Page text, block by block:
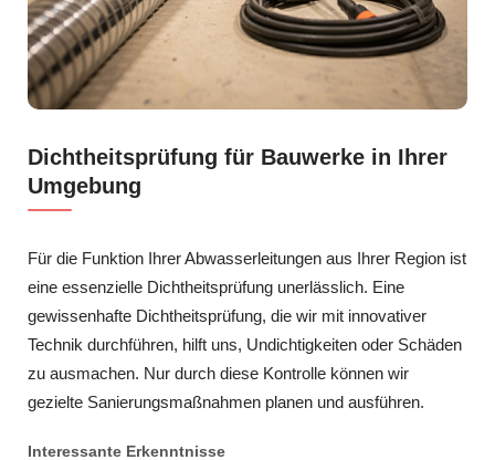
Dichtheitsprüfung für Bauwerke in Ihrer
Umgebung
Für die Funktion Ihrer Abwasserleitungen aus Ihrer Region ist
eine essenzielle Dichtheitsprüfung unerlässlich. Eine
gewissenhafte Dichtheitsprüfung, die wir mit innovativer
Technik durchführen, hilft uns, Undichtigkeiten oder Schäden
zu ausmachen. Nur durch diese Kontrolle können wir
gezielte Sanierungsmaßnahmen planen und ausführen.
Interessante Erkenntnisse